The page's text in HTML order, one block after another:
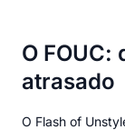
O FOUC:
atrasado
O Flash of